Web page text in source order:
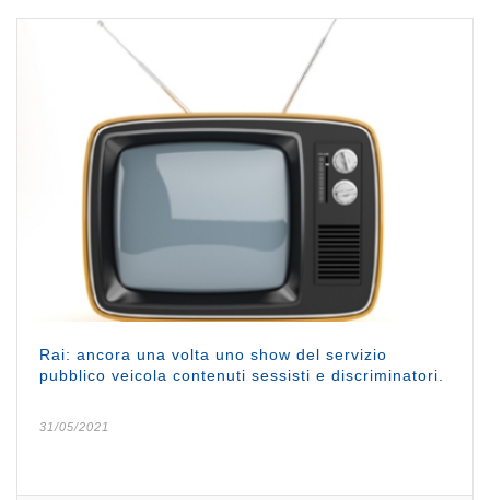
Rai: ancora una volta uno show del servizio
pubblico veicola contenuti sessisti e discriminatori.
31/05/2021